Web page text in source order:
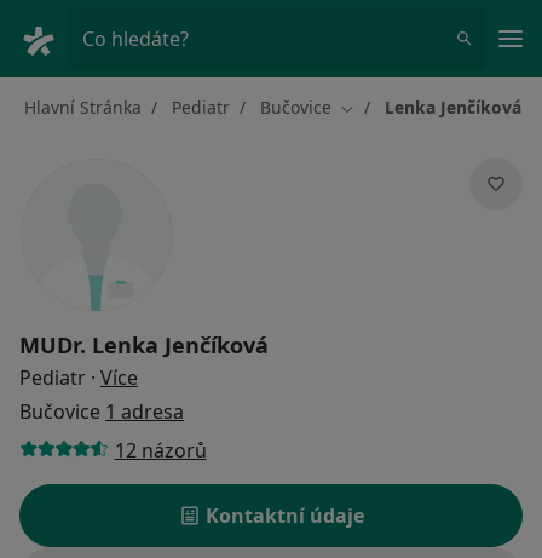
Co hledáte?
Hlavní Stránka Pediatr Bučovice Změna města
Lenka Jenčíková
MUDr. Lenka Jenčíková
Pediatr · Více
Bučovice 1 adresa
12 názorů
Kontaktní údaje